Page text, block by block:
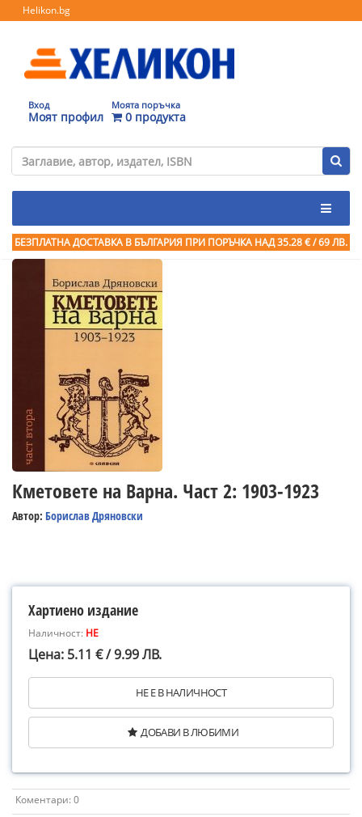
Helikon.bg
Вход
Моят профил
Моята поръчка
0 продукта
БЕЗПЛАТНА ДОСТАВКА В БЪЛГАРИЯ ПРИ ПОРЪЧКА НАД 35.28 € / 69 ЛВ.
Кметовете на Варна. Част 2: 1903-1923
Автор: Борислав Дряновски
Хартиено издание
Наличност: НЕ
Цена: 5.11 € / 9.99 ЛВ.
НЕ Е В НАЛИЧНОСТ
ДОБАВИ В ЛЮБИМИ
Коментари: 0